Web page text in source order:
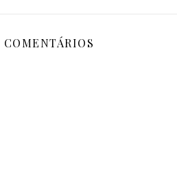
COMENTÁRIOS